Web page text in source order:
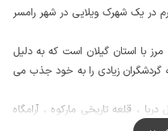
در یک شهرک ویلایی در شهر رامسر
با استان گیلان است که به دلیل
گردشگران زیادی را به خود جذب می
، قلعه تاریخی مارکوه ، آرامگاه